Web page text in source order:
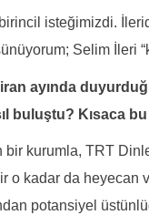
isteğimizdi.
Selim İleri
ayında
buluştu? Kısaca
bir kurumla, TRT
o kadar da
potansiyel